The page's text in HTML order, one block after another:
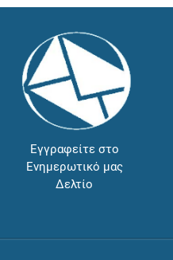
Εγγραφείτε στο
Ενημερωτικό μας
Δελτίο